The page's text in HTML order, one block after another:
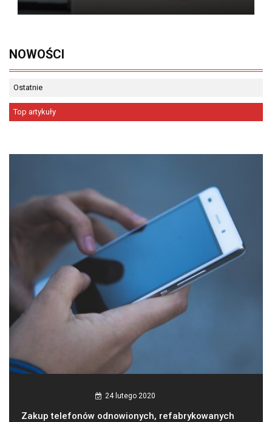
NOWOŚCI
Ostatnie
Top artykuły
24 lutego 2020
Zakup telefonów odnowionych, refabrykowanych